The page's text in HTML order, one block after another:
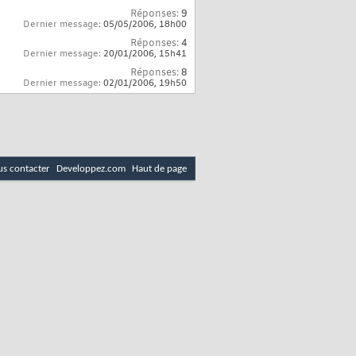
Réponses:9
Dernier message: 05/05/2006, 18h00
Réponses:4
Dernier message: 20/01/2006, 15h41
Réponses:8
Dernier message: 02/01/2006, 19h50
contacter Developpez.com Haut de page